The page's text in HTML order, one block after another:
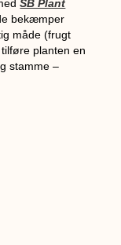
SB Plant
bekæmper
måde (frugt
planten en
stamme –